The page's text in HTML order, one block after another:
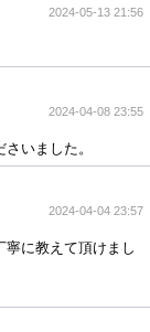
2024-05-13 21:56
2024-04-08 23:55
いました。
2024-04-04 23:57
に教えて頂けまし